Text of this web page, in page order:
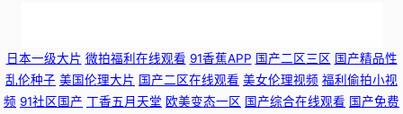
导航 午夜国产诱惑 91孕妇视频 久草福利视频 综合色站导航 国产婷婷视频39
日本一级大片 微拍福利在线观看 91香蕉APP 国产二区三区 国产精品性
乱伦种子 美国伦理大片 国产二区在线观看 美女伦理视频 福利偷拍小视
频 91社区国产 丁香五月天堂 欧美变态一区 国产综合在线观看 国产免费